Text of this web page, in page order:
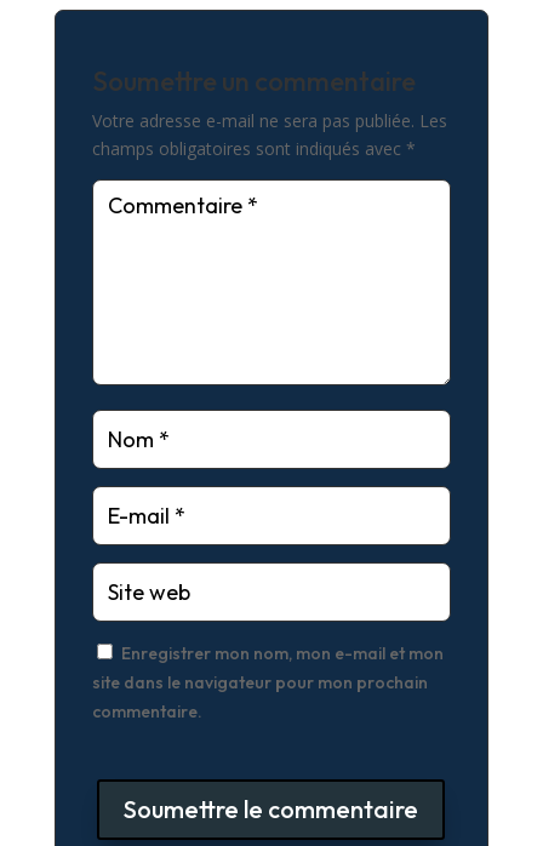
Soumettre un commentaire
Votre adresse e-mail ne sera pas publiée. Les
champs obligatoires sont indiqués avec *
Enregistrer mon nom, mon e-mail et mon
site dans le navigateur pour mon prochain
commentaire.
Soumettre le commentaire